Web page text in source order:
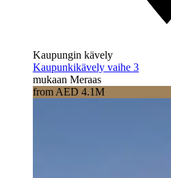
Kaupungin kävely
Kaupunkikävely vaihe 3
mukaan Meraas
from AED 4.1M